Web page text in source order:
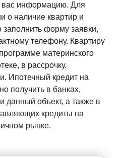
информацию. Для
о наличие квартир и
форму заявки,
телефону. Квартиру
материнского
в рассрочку.
Ипотечный кредит на
получить в банках,
данный объект, а также в
кредиты на
рынке.